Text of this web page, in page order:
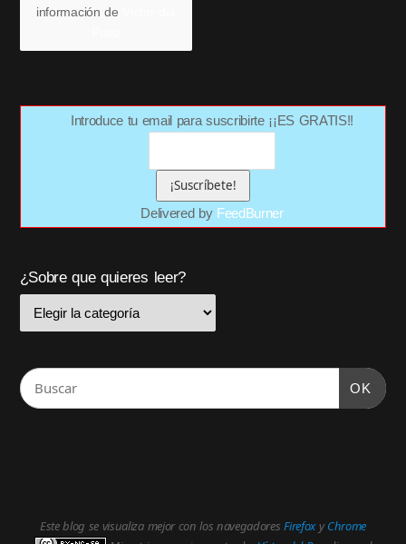
información de
Introduce tu email para suscribirte ¡¡ES GRATIS!!
Delivered by FeedBurner
¿Sobre que quieres leer?
OK
Este blog se visualiza mejor con los navegadoresFirefoxyChrome